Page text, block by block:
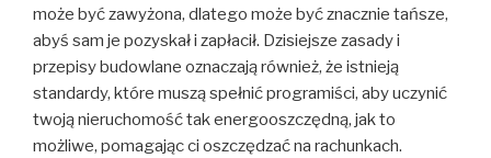
może być zawyżona, dlatego może być znacznie tańsze,
abyś sam je pozyskał i zapłacił. Dzisiejsze zasady i
przepisy budowlane oznaczają również, że istnieją
standardy, które muszą spełnić programiści, aby uczynić
twoją nieruchomość tak energooszczędną, jak to
możliwe, pomagając ci oszczędzać na rachunkach.